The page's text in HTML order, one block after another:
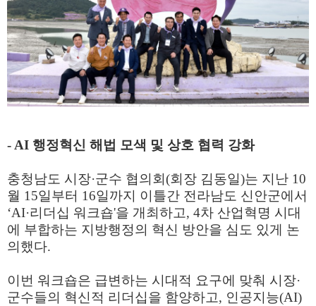
- AI 행정혁신 해법 모색 및 상호 협력 강화
충청남도 시장·군수 협의회 (회장 김동일)는 지난 10
월 15일부터 16일까지 이틀간 전라남도 신안군에서
‘AI·리더십 워크숍'을 개최하고, 4차 산업혁명 시대
에 부합하는 지방행정의 혁신 방안을 심도 있게 논
의했다.
이번 워크숍은 급변하는 시대적 요구에 맞춰 시장·
군수들의 혁신적 리더십을 함양하고, 인공지능(AI)